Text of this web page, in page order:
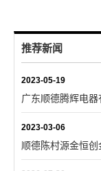
推荐新闻
2023-05-19
广东顺德腾辉电
2023-03-06
顺德陈村源金恒